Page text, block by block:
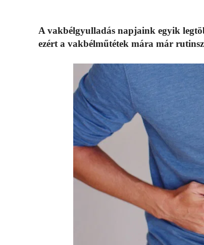
A vakbélgyulladás napjaink egyik
ezért a vakbélműtétek mára már